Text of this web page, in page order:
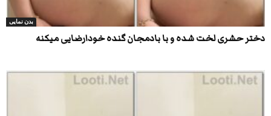
بدن نمایی
دختر حشری لخت شده و با بادمجان گنده خودارضایی میکنه